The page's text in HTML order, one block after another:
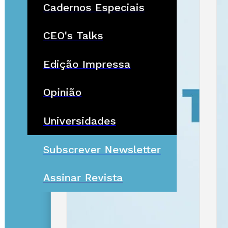
Cadernos Especiais
CEO's Talks
Edição Impressa
Opinião
Universidades
Subscrever Newsletter
Assinar Revista